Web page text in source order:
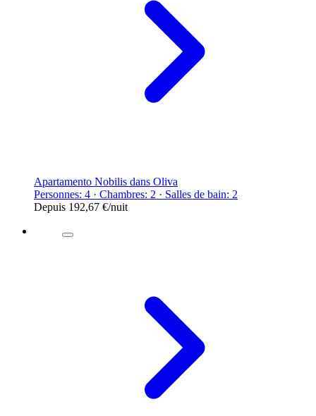
Apartamento Nobilis dans Oliva
Personnes: 4 · Chambres: 2 · Salles de bain: 2
Depuis 192,67 €/nuit